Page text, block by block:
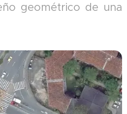
geométrico de una